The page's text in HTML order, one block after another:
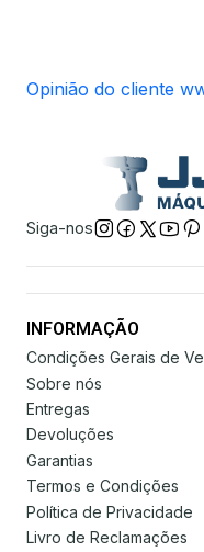
Opinião do cliente
Siga-nos
INFORMAÇÃO
Condições Gerais de
Sobre nós
Entregas
Devoluções
Garantias
Termos e Condições
Política de Privacidade
Livro de Reclamações